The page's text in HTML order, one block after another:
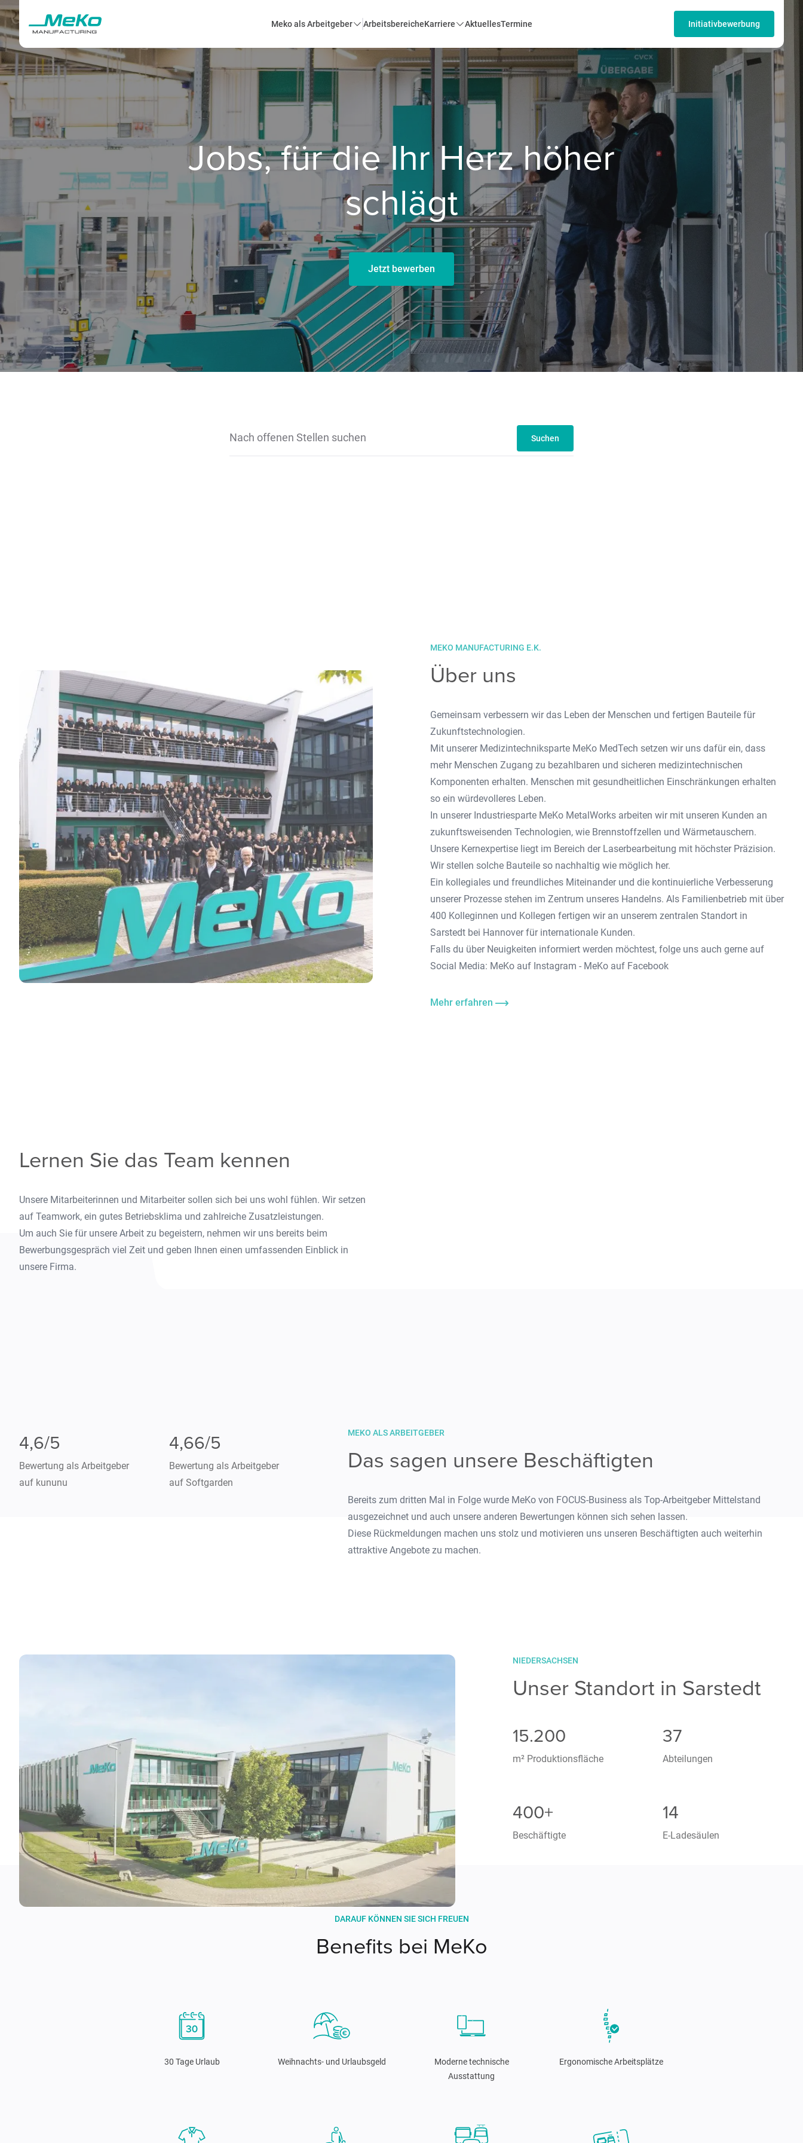
Meko als Arbeitgeber ArbeitsbereicheKarriere AktuellesTermine Initiativbewerbung
Jobs, für die Ihr Herz höher
schlägt
Jetzt bewerben
Suchen
MEKO MANUFACTURING E.K.
Über uns
Gemeinsam verbessern wir das Leben der Menschen und fertigen Bauteile für
Zukunftstechnologien.
Mit unserer Medizintechniksparte MeKo MedTech setzen wir uns dafür ein, dass
mehr Menschen Zugang zu bezahlbaren und sicheren medizintechnischen
Komponenten erhalten. Menschen mit gesundheitlichen Einschränkungen erhalten
so ein würdevolleres Leben.
In unserer Industriesparte MeKo MetalWorks arbeiten wir mit unseren Kunden an
zukunftsweisenden Technologien, wie Brennstoffzellen und Wärmetauschern.
Unsere Kernexpertise liegt im Bereich der Laserbearbeitung mit höchster Präzision.
Wir stellen solche Bauteile so nachhaltig wie möglich her.
Ein kollegiales und freundliches Miteinander und die kontinuierliche Verbesserung
unserer Prozesse stehen im Zentrum unseres Handelns. Als Familienbetrieb mit über
400 Kolleginnen und Kollegen fertigen wir an unserem zentralen Standort in
Sarstedt bei Hannover für internationale Kunden.
Falls du über Neuigkeiten informiert werden möchtest, folge uns auch gerne auf
Social Media: MeKo auf Instagram - MeKo auf Facebook
Mehr erfahren
Lernen Sie das Team kennen
Unsere Mitarbeiterinnen und Mitarbeiter sollen sich bei uns wohl fühlen. Wir setzen
auf Teamwork, ein gutes Betriebsklima und zahlreiche Zusatzleistungen.
Um auch Sie für unsere Arbeit zu begeistern, nehmen wir uns bereits beim
Bewerbungsgespräch viel Zeit und geben Ihnen einen umfassenden Einblick in
unsere Firma.
4,6/5
Bewertung als Arbeitgeber
auf kununu
4,66/5
Bewertung als Arbeitgeber
auf Softgarden
MEKO ALS ARBEITGEBER
Das sagen unsere Beschäftigten
Bereits zum dritten Mal in Folge wurde MeKo von FOCUS-Business als Top-Arbeitgeber Mittelstand
ausgezeichnet und auch unsere anderen Bewertungen können sich sehen lassen.
Diese Rückmeldungen machen uns stolz und motivieren uns unseren Beschäftigten auch weiterhin
attraktive Angebote zu machen.
NIEDERSACHSEN
Unser Standort in Sarstedt
15.200
m² Produktionsfläche
37
Abteilungen
400+
Beschäftigte
14
E-Ladesäulen
DARAUF KÖNNEN SIE SICH FREUEN
Benefits bei MeKo
30 Tage Urlaub Weihnachts- und Urlaubsgeld
Moderne technische
Ausstattung
Ergonomische Arbeitsplätze